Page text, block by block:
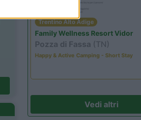
Trentino Alto Adige
Family Wellness Resort Vidor
Pozza di Fassa (TN)
Happy & Active Camping - Short Stay
Vedi altri